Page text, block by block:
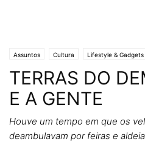
Assuntos Cultura Lifestyle & Gadgets
Crónicas de Opinião UM CRONISTA DE
TERRAS DO
E A GENTE
Houve um tempo em que os
deambulavam por feiras e